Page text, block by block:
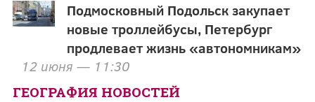
Подмосковный Подольск закупает
новые троллейбусы, Петербург
продлевает жизнь «автономникам»
12 июня — 11:30
ГЕОГРАФИЯ НОВОСТЕЙ